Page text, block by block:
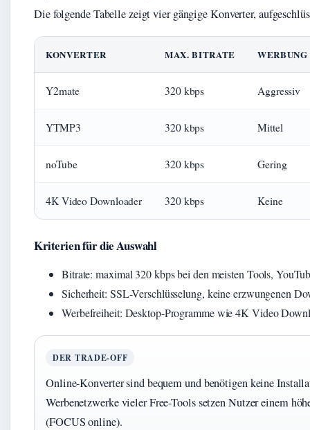
Die folgende Tabelle zeigt vier gängige Konverter,
KONVERTER MAX. BITRATE WERBUNG
Y2mate 320 kbps Aggressiv
YTMP3 320 kbps Mittel
noTube 320 kbps Gering
4K Video Downloader 320 kbps Keine
Kriterien für die Auswahl
Bitrate: maximal 320 kbps bei den meisten Tools,
Sicherheit: SSL-Verschlüsselung, keine erzwungenen
Werbefreiheit: Desktop-Programme wie 4K Video
DER TRADE-OFF
Online-Konverter sind bequem und benötigen keine
Werbenetzwerke vieler Free-Tools setzen Nutzer einem
(FOCUS online).